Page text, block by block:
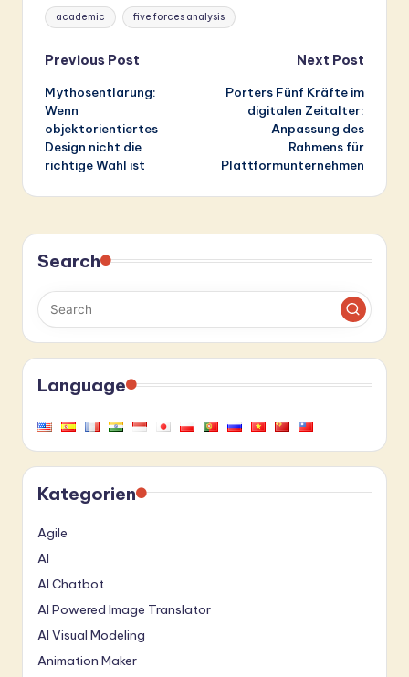
Tags:
academic five forces analysis
Post
navigation
Previous Post
Mythosentlarung:
Wenn
objektorientiertes
Design nicht die
richtige Wahl ist
Next Post
Porters Fünf Kräfte im
digitalen Zeitalter:
Anpassung des
Rahmens für
Plattformunternehmen
Search
Language
Kategorien
Agile
AI
AI Chatbot
AI Powered Image Translator
AI Visual Modeling
Animation Maker